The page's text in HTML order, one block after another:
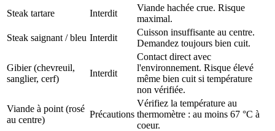
Steak tartare
Interdit
Viande hachée crue. Risque
maximal.
Steak saignant / bleu Interdit
Cuisson insuffisante au centre.
Demandez toujours bien cuit.
Gibier (chevreuil,
sanglier, cerf)
Interdit
Contact direct avec
l'environnement. Risque élevé
même bien cuit si température
non vérifiée.
Viande à point (rosé
au centre)
Précautions
Vérifiez la température au
thermomètre : au moins 67 °C à
coeur.